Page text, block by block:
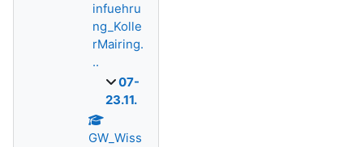
infuehru
ng_Kolle
rMairing.
..
07-
23.11.
GW_Wiss